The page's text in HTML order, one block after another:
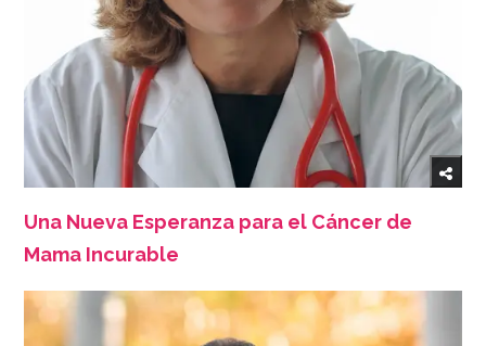
Una Nueva Esperanza para el Cáncer de
Mama Incurable